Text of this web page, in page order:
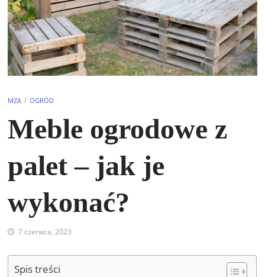
MZA /OGRÓD
Meble ogrodowe z
palet – jak je
wykonać?
7 czerwca, 2023
Spis treści